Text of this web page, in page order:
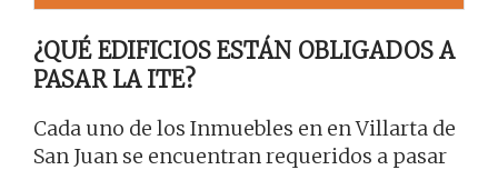
¿QUÉ EDIFICIOS ESTÁN OBLIGADOS A
PASAR LA ITE?
Cada uno de los Inmuebles en en Villarta de
San Juan se encuentran requeridos a pasar